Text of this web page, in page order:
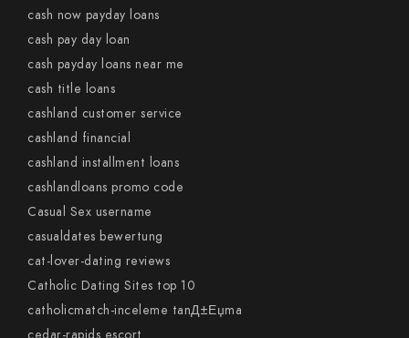
cash now payday loans
cash pay day loan
cash payday loans near me
cash title loans
cashland customer service
cashland financial
cashland installment loans
cashlandloans promo code
Casual Sex username
casualdates bewertung
cat-lover-dating reviews
Catholic Dating Sites top 10
catholicmatch-inceleme tanД±Еџma